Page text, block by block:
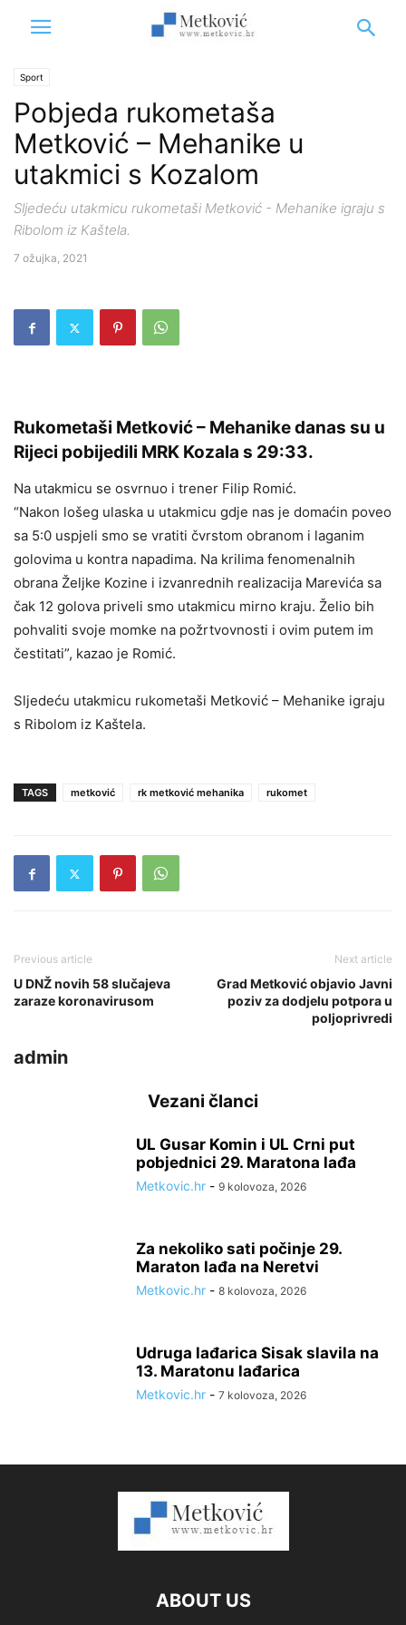
Sport
Pobjeda rukometaša
Metković – Mehanike u
utakmici s Kozalom
Sljedeću utakmicu rukometaši Metković - Mehanike igraju s
Ribolom iz Kaštela.
7 ožujka, 2021
Rukometaši Metković – Mehanike danas su u
Rijeci pobijedili MRK Kozala s 29:33.
Na utakmicu se osvrnuo i trener Filip Romić.
“Nakon lošeg ulaska u utakmicu gdje nas je domaćin poveo
sa 5:0 uspjeli smo se vratiti čvrstom obranom i laganim
golovima u kontra napadima. Na krilima fenomenalnih
obrana Željke Kozine i izvanrednih realizacija Marevića sa
čak 12 golova priveli smo utakmicu mirno kraju. Želio bih
pohvaliti svoje momke na požrtvovnosti i ovim putem im
čestitati”, kazao je Romić.
Sljedeću utakmicu rukometaši Metković – Mehanike igraju
s Ribolom iz Kaštela.
TAGS metković rk metković mehanika rukomet
Previous article
U DNŽ novih 58 slučajeva
zaraze koronavirusom
Next article
Grad Metković objavio Javni
poziv za dodjelu potpora u
poljoprivredi
admin
Vezani članci
UL Gusar Komin i UL Crni put
pobjednici 29. Maratona lađa
Metkovic.hr - 9 kolovoza, 2026
Za nekoliko sati počinje 29.
Maraton lađa na Neretvi
Metkovic.hr - 8 kolovoza, 2026
Udruga lađarica Sisak slavila na
13. Maratonu lađarica
Metkovic.hr - 7 kolovoza, 2026
ABOUT US